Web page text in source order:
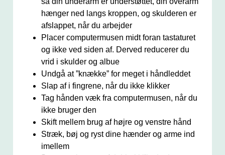
hænger ned langs kroppen, og skulderen er
afslappet, når du arbejder
Placer computermusen midt foran tastaturet
og ikke ved siden af. Derved reducerer du
vrid i skulder og albue
Undgå at ”knække” for meget i håndleddet
Slap af i fingrene, når du ikke klikker
Tag hånden væk fra computermusen, når du
ikke bruger den
Skift mellem brug af højre og venstre hånd
Stræk, bøj og ryst dine hænder og arme ind
imellem